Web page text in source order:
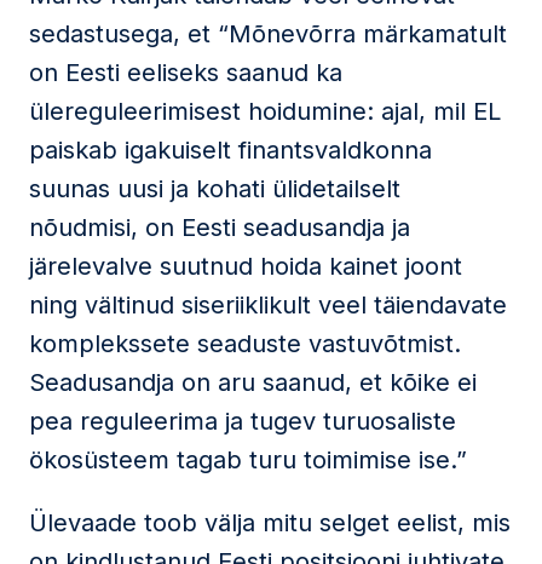
sedastusega, et “Mõnevõrra märkamatult
on Eesti eeliseks saanud ka
ülereguleerimisest hoidumine: ajal, mil EL
paiskab igakuiselt finantsvaldkonna
suunas uusi ja kohati ülidetailselt
nõudmisi, on Eesti seadusandja ja
järelevalve suutnud hoida kainet joont
ning vältinud siseriiklikult veel täiendavate
komplekssete seaduste vastuvõtmist.
Seadusandja on aru saanud, et kõike ei
pea reguleerima ja tugev turuosaliste
ökosüsteem tagab turu toimimise ise.”
Ülevaade toob välja mitu selget eelist, mis